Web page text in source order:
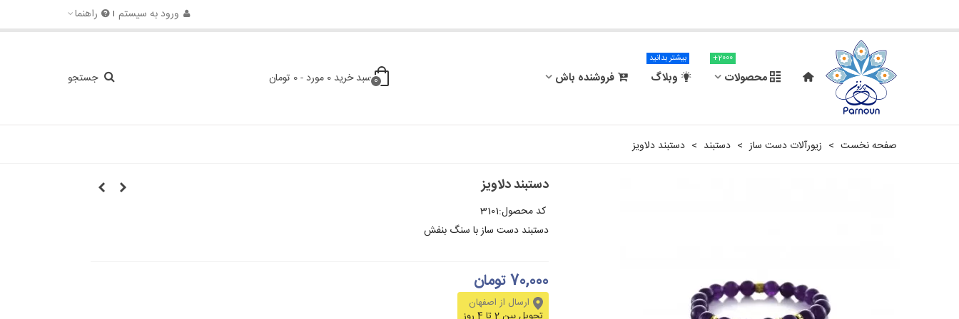
ورود به سیستم راهنما
محصولات
2000+
وبلاگ
بیشتر بدانید
فروشنده باش 0سبد خرید 0 مورد -0 تومان جستجو
صفحه نخست > زیورآلات دست ساز > دستبند > دستبند دلاویز
دستبند دلاویز
کد محصول:3101
دستبند دست ساز با سنگ بنفش
70,000 تومان
ارسال از اصفهان